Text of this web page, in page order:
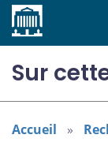
Sur
Favoriser la
Soutenir la
Accueil